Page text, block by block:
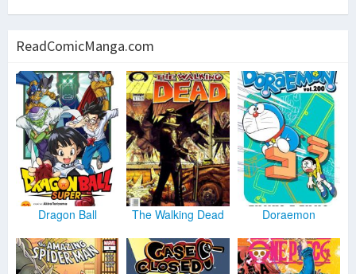
ReadComicManga.com
Dragon Ball The Walking Dead Doraemon